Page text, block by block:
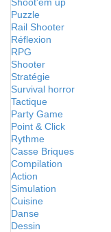
Puzzle
Rail Shooter
Réflexion
RPG
Shooter
Stratégie
Survival horror
Tactique
Party Game
Point & Click
Rythme
Casse Briques
Compilation
Action
Simulation
Cuisine
Danse
Dessin